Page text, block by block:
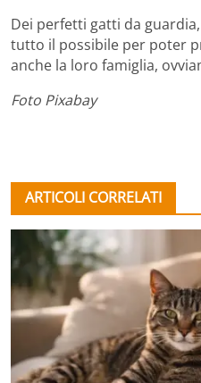
Dei perfetti gatti da
tutto il possibile per poter
anche la loro famiglia,
Foto Pixabay
ARTICOLI CORRELATI